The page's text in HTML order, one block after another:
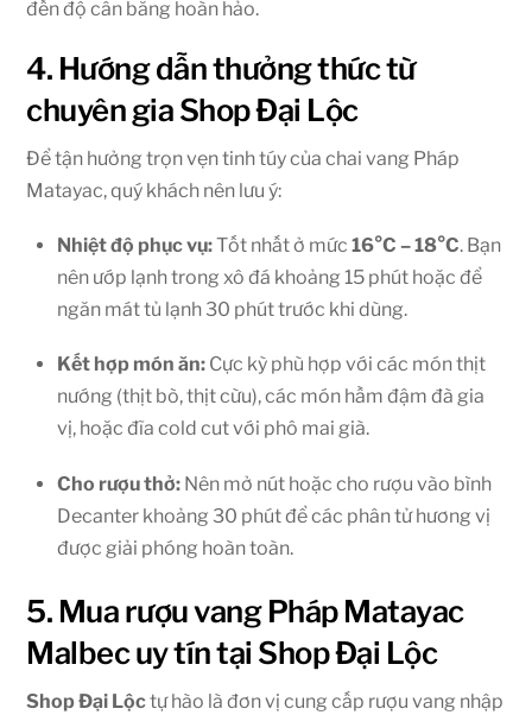
đến độ cân bằng hoàn hảo.
4. Hướng dẫn thưởng thức từ
chuyên gia Shop Đại Lộc
Để tận hưởng trọn vẹn tinh túy của chai vang Pháp
Matayac, quý khách nên lưu ý:
Nhiệt độ phục vụ:Tốt nhất ở mức 16°C – 18°C. Bạn
nên ướp lạnh trong xô đá khoảng 15 phút hoặc để
ngăn mát tủ lạnh 30 phút trước khi dùng.
Kết hợp món ăn: Cực kỳ phù hợp với các món thịt
nướng (thịt bò, thịt cừu), các món hầm đậm đà gia
vị, hoặc đĩa cold cut với phô mai già.
Cho rượu thở: Nên mở nút hoặc cho rượu vào bình
Decanter khoảng 30 phút để các phân tử hương vị
được giải phóng hoàn toàn.
5. Mua rượu vang Pháp Matayac
Malbec uy tín tại Shop Đại Lộc
Shop Đại Lộctự hào là đơn vị cung cấp rượu vang nhập